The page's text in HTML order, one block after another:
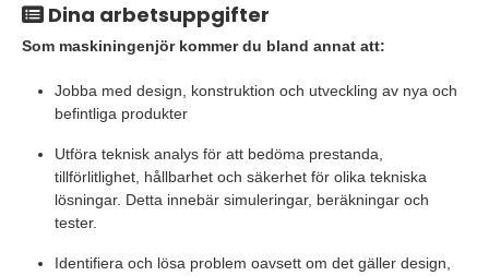
Dina arbetsuppgifter
Som maskiningenjör kommer du bland annat att:
Jobba med design, konstruktion och utveckling av nya och
befintliga produkter
Utföra teknisk analys för att bedöma prestanda,
tillförlitlighet, hållbarhet och säkerhet för olika tekniska
lösningar. Detta innebär simuleringar, beräkningar och
tester.
Identifiera och lösa problem oavsett om det gäller design,